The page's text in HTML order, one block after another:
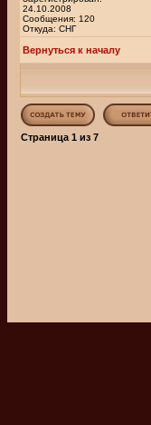
24.10.2008
Сообщения: 120
Откуда: СНГ
Вернуться к началу
Страница 1 из 7